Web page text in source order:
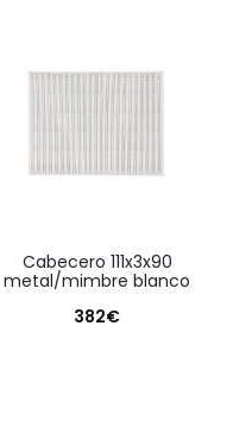
cabecero 111x3x90
metal/mimbre blanco
382€